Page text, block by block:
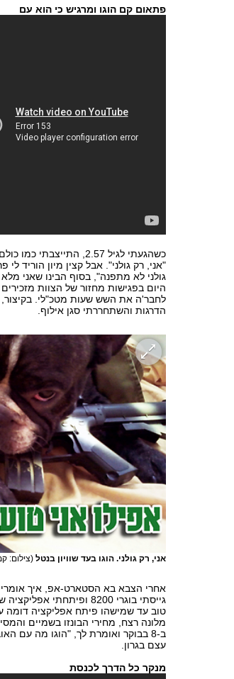
פתאום קם הוגו ומרגיש כי הוא עם
כשהגעתי לגיל 2.57,
"אני, רק גולני". אבל קצין מיון הוריד
גולני לא מתפנה", בסוף הבינו שאני
היום בפגישות מחזור של הצוות
לחבר'ה את השש שעות מטכ"לי. בקיצור,
הדרגות והשתחררתי סגן אילוף.
אני, רק גולני. הוגו בעד שוויון בנטל (צילום:
אחרי הצבא בא הסטארט-אפ, איך
גייסתי בוגרי 8200
טוב עד שמישהו פיתח אפליקציה דומה
מלונה רצח, מחירי הבונזו בשמיים
ב-8 בבוקר ואומרת לך, "הוגו מה עם
עצם בגרון.
מנקר כל הדרך לכנסת